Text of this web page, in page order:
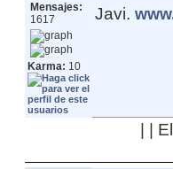
Mensajes:
1617
Karma: 10
Javi.
| |